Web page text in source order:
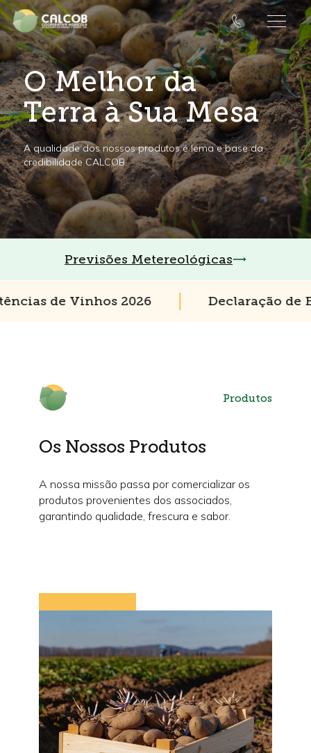
O Melhor da
Terra à Sua Mesa
A qualidade dos nossos produtos é lema e base da
credibilidade CALCOB.
Previsões Metereológicas
de Vinhos 2026 Declaração de
Produtos
Os Nossos Produtos
A nossa missão passa por comercializar os
produtos provenientes dos associados,
garantindo qualidade, frescura e sabor.